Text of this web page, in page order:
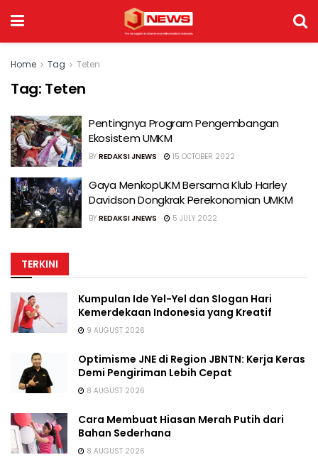
Home Tag Teten
Tag: Teten
Pentingnya Program Pengembangan
Ekosistem UMKM
BY REDAKSI JNEWS 15 OCTOBER 2022
Gaya MenkopUKM Bersama Klub Harley
Davidson Dongkrak Perekonomian UMKM
BY REDAKSI JNEWS 5 JULY 2022
TERKINI
Kumpulan Ide Yel-Yel dan Slogan Hari
Kemerdekaan Indonesia yang Kreatif
9 AUGUST 2026
Optimisme JNE di Region JBNTN: Kerja Keras
Demi Pengiriman Lebih Cepat
8 AUGUST 2026
Cara Membuat Hiasan Merah Putih dari
Bahan Sederhana
8 AUGUST 2026